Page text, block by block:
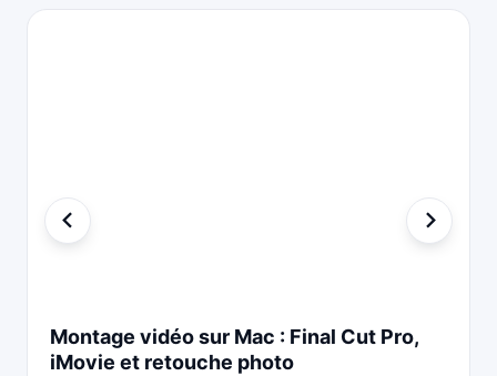
Montage vidéo sur Mac : Final Cut Pro,
iMovie et retouche photo